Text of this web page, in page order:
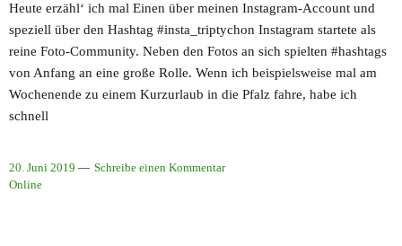
Heute erzähl‘ ich mal Einen über meinen Instagram-Account und
speziell über den Hashtag #insta_triptychon Instagram startete als
reine Foto-Community. Neben den Fotos an sich spielten #hashtags
von Anfang an eine große Rolle. Wenn ich beispielsweise mal am
Wochenende zu einem Kurzurlaub in die Pfalz fahre, habe ich
schnell
20. Juni 2019
Schreibe einen Kommentar
Online